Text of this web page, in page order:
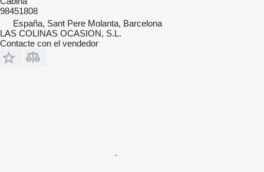
98451808
España, Sant Pere Molanta, Barcelona
LAS COLINAS OCASION, S.L.
Contacte con el vendedor